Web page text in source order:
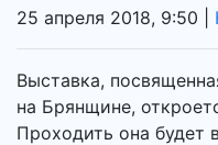
25 апреля 2018, 9:50 |
Выставка,
на Брянщине,
Проходить она будет